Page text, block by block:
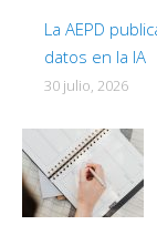
La AEPD
datos en la IA
30 julio, 2026